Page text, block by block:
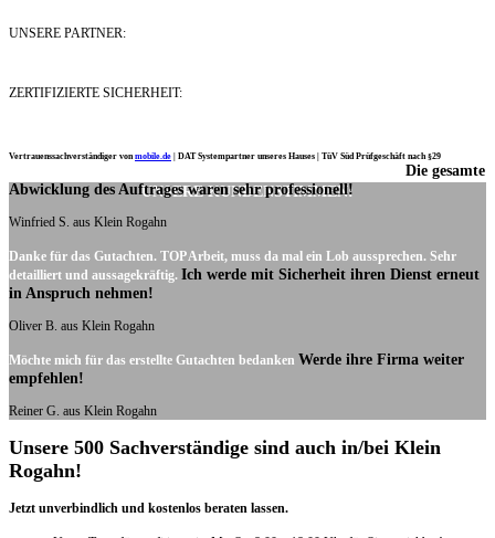
UNSERE PARTNER:
ZERTIFIZIERTE SICHERHEIT:
Vertrauenssachverständiger vonmobile.de DAT Systempartner unseres Hauses | TüV Süd Prüfgeschäft nach §29
UNSERE KUNDENSTIMMEN:
Die gesamte
Abwicklung des Auftrages waren sehr professionell!
Winfried S. aus Klein Rogahn
Danke für das Gutachten. TOP Arbeit, muss da mal ein Lob aussprechen. Sehr
detailliert und aussagekräftig. Ich werde mit Sicherheit ihren Dienst erneut
in Anspruch nehmen!
Oliver B. aus Klein Rogahn
Möchte mich für das erstellte Gutachten bedanken Werde ihre Firma weiter
empfehlen!
Reiner G. aus Klein Rogahn
Unsere 500 Sachverständige sind auch in/bei Klein
Rogahn!
Jetzt unverbindlich und kostenlos beraten lassen.